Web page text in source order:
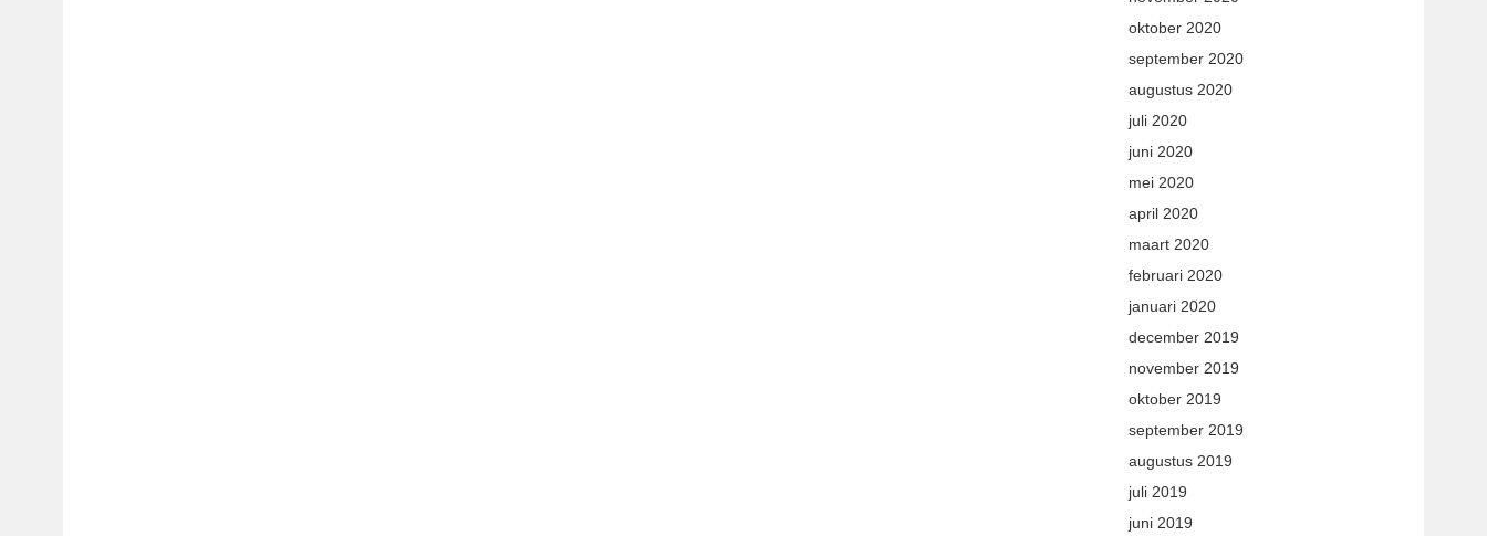
oktober 2020
september 2020
augustus 2020
juli 2020
juni 2020
mei 2020
april 2020
maart 2020
februari 2020
januari 2020
december 2019
november 2019
oktober 2019
september 2019
augustus 2019
juli 2019
juni 2019